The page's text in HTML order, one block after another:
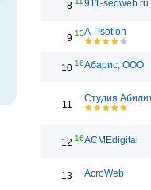
8 911-seoweb.ru
9 15A-Psotion
10 16Абарис, ООО
11
Студия
12 16ACMEdigital
13 AcroWeb